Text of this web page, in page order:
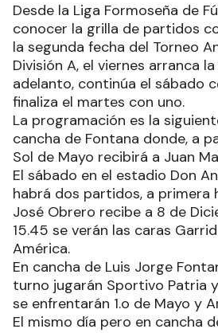
Desde la Liga Formoseña de
conocer la grilla de partidos
la segunda fecha del Torneo
División A, el viernes arranca
adelanto, continúa el sábado
finaliza el martes con uno.
La programación es la
cancha de Fontana donde, a
Sol de Mayo recibirá a Juan
El sábado en el estadio Don
habrá dos partidos, a primera
José Obrero recibe a 8 de
15.45 se verán las caras
América.
En cancha de Luis Jorge
turno jugarán Sportivo Patria
se enfrentarán 1.o de Mayo y
El mismo día pero en cancha